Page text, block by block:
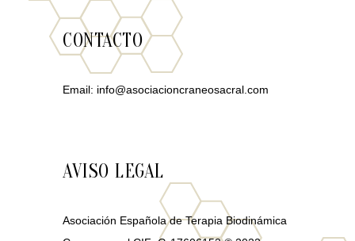
CONTACTO
Email: info@asociacioncraneosacral.com
AVISO LEGAL
Asociación Española de Terapia Biodinámica